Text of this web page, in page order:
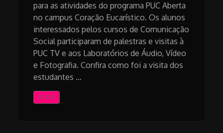
para as atividades do programa PUC Aberta
no campus Coração Eucarístico. Os alunos
interessados pelos cursos de Comunicação
Social participaram de palestras e visitas à
PUC TV e aos Laboratórios de Áudio, Vídeo
e Fotografia. Confira como foi a visita dos
estudantes …
OUÇA